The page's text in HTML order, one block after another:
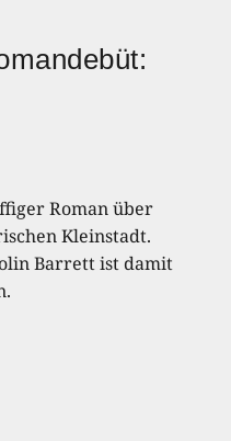
Roman über
Kleinstadt.
Barrett ist damit